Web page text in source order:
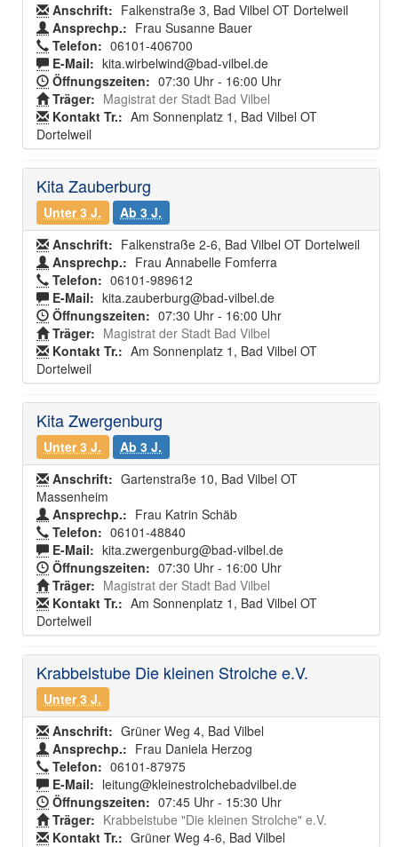
Anschrift: Falkenstraße 3, Bad Vilbel OT Dortelweil
Ansprechp.: Frau Susanne Bauer
Telefon: 06101-406700
E-Mail: kita.wirbelwind@bad-vilbel.de
Öffnungszeiten: 07:30 Uhr - 16:00 Uhr
Träger: Magistrat der Stadt Bad Vilbel
Kontakt Tr.: Am Sonnenplatz 1, Bad Vilbel OT
Dortelweil
Kita Zauberburg
Unter 3 J.
Ab 3 J.
Anschrift: Falkenstraße 2-6, Bad Vilbel OT Dortelweil
Ansprechp.: Frau Annabelle Fomferra
Telefon: 06101-989612
E-Mail: kita.zauberburg@bad-vilbel.de
Öffnungszeiten: 07:30 Uhr - 16:00 Uhr
Träger: Magistrat der Stadt Bad Vilbel
Kontakt Tr.: Am Sonnenplatz 1, Bad Vilbel OT
Dortelweil
Kita Zwergenburg
Unter 3 J.
Ab 3 J.
Anschrift: Gartenstraße 10, Bad Vilbel OT
Massenheim
Ansprechp.: Frau Katrin Schäb
Telefon: 06101-48840
E-Mail: kita.zwergenburg@bad-vilbel.de
Öffnungszeiten: 07:30 Uhr - 16:00 Uhr
Träger: Magistrat der Stadt Bad Vilbel
Kontakt Tr.: Am Sonnenplatz 1, Bad Vilbel OT
Dortelweil
Krabbelstube Die kleinen Strolche e.V.
Unter 3 J.
Anschrift: Grüner Weg 4, Bad Vilbel
Ansprechp.: Frau Daniela Herzog
Telefon: 06101-87975
E-Mail: leitung@kleinestrolchebadvilbel.de
Öffnungszeiten: 07:45 Uhr - 15:30 Uhr
Träger: Krabbelstube "Die kleinen Strolche" e.V.
Kontakt Tr.: Grüner Weg 4-6, Bad Vilbel